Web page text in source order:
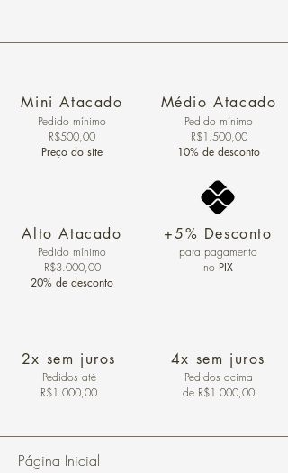
Mini Atacado
Pedido ​mínimo
R$500,00
Preço do site
Alto Atacado
Pedido mínimo
R$3.000,00
20% de desconto
2x sem juros
Pedidos até
R$1.000,00
Médio Atacado
Pedido mínimo
R$1.500,00
10% de desconto
+5% Desconto
para pagamento
no PIX
4x sem juros
Pedidos acima
de R$1.000,00
Página Inicial